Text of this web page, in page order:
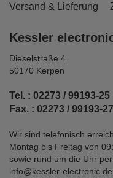
Versand & Lieferung
Kessler
Dieselstraße 4
50170 Kerpen
Tel. : 02273 / 99193-25
Fax. : 02273 / 99193-27
Wir sind telefonisch
Montag bis Freitag von
sowie rund um die Uhr
info@kessler-electronic.de